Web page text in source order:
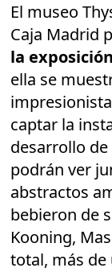
El museo
Caja Madrid
la
ella se
captar la
desarrollo de
podrán ver
abstractos
bebieron de
Kooning,
total, más de